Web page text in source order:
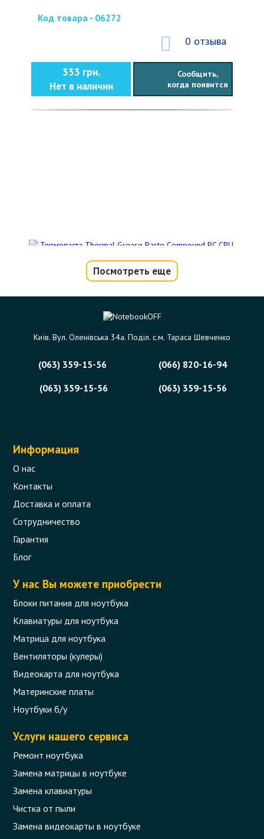
Код товара - 06272
0 отзыва
333 грн.
Нет в наличии
Сообщить,
когда появится
Термопаста Thermal Grease Paste
Код товара - 10679
0 отзыва
129 грн.
Есть в наличии
Посмотреть еще
Київ. Вул. Оленівська 34а. Поділ. с.м. Тараса Шевченко
(063) 359-15-56
(066) 820-16-94
(063) 359-15-56
(063) 359-15-56
Информация
О нас
Контакты
Доставка и оплата
Сотрудничество
Гарантия
Блог
У нас Вы можете приобрести
Блоки питания для ноутбука
Клавиатуры для ноутбука
Матрица для ноутбука
Вентиляторы (кулеры)
Видеокарта для ноутбука
Материнские платы
Ноутбуки б/у
Услуги нашего сервиса
Ремонт ноутбука
Замена матрицы в ноутбуке
Замена клавиатуры
Чистка от пыли
Замена видеокарты в ноутбуке